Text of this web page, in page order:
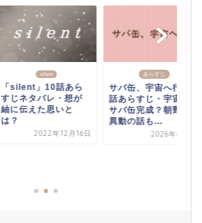
silent
「silent」10話あら
すじネタバレ・想が
紬に伝えた思いと
は？
2022年12月16日
あらすじ
サバ缶、宇宙へ行く8
話あらすじ・宇宙食
サバ缶完成？朝野に
異動の話も...
2026年6月1日